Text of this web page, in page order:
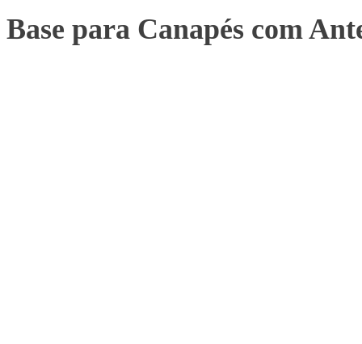
Base para Canapés com